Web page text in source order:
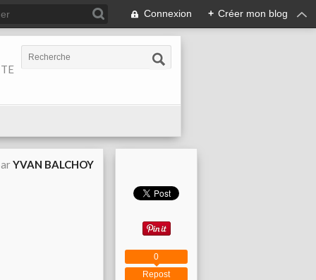
Connexion + Créer mon blog
YVAN BALCHOY
Repost
0